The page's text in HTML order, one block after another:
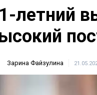
летний
Зарина Файзулина